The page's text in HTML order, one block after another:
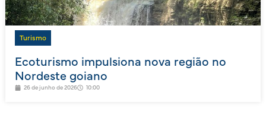
Turismo
Ecoturismo impulsiona nova região no
Nordeste goiano
26 de junho de 2026 10:00